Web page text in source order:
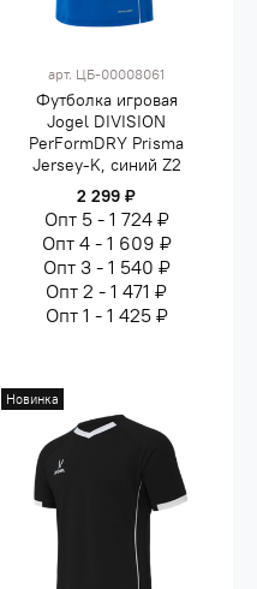
арт. ЦБ-00008061
Футболка игровая
Jogel DIVISION
PerFormDRY Prisma
Jersey-K, синий Z2
2 299 ₽
Опт 5 - 1 724 ₽
Опт 4 - 1 609 ₽
Опт 3 - 1 540 ₽
Опт 2 - 1 471 ₽
Опт 1 - 1 425 ₽
Новинка